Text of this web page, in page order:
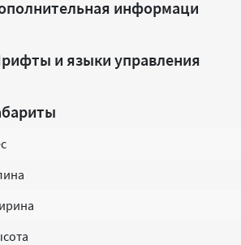
информаци
и языки управления